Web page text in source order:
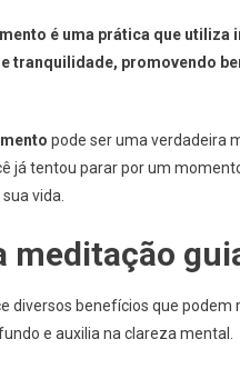
é uma prática que
tranquilidade, promovendo
pode ser uma verdadeira
já tentou parar por um
vida.
meditação
diversos benefícios que podem
e auxilia na clareza mental.